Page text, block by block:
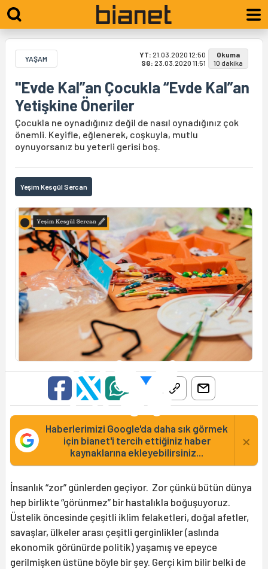
YAŞAM YT: 21.03.2020 12:50
SG: 23.03.2020 11:51
Okuma
10 dakika
"Evde Kal”an Çocukla “Evde Kal”an
Yetişkine Öneriler
Çocukla ne oynadığınız değil de nasıl oynadığınız çok
önemli. Keyifle, eğlenerek, coşkuyla, mutlu
oynuyorsanız bu yeterli gerisi boş.
Yeşim Kesgül Sercan
Haberlerimizi Google'da daha sık görmek
için bianet'i tercih ettiğiniz haber
kaynaklarına ekleyebilirsiniz...
×
İnsanlık “zor” günlerden geçiyor. Zor çünkü bütün dünya
hep birlikte “görünmez” bir hastalıkla boğuşuyoruz.
Üstelik öncesinde çeşitli iklim felaketleri, doğal afetler,
savaşlar, ülkeler arası çeşitli gerginlikler (aslında
ekonomik görünürde politik) yaşamış ve epeyce
gerilmişken üstüne böyle bir şey. Gerçi kim bilir belki de